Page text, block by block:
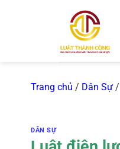
Trang chủ / Dân Sự /
DÂN SỰ